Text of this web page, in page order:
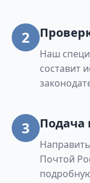
2
Наш
составит
3 Подача
Почтой